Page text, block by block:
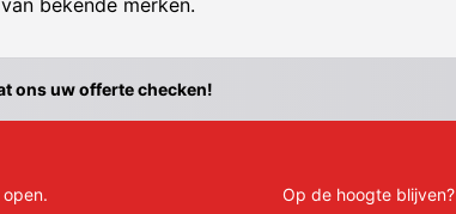
bekende merken.
ons uw offerte checken!
Op de hoogte blijven?